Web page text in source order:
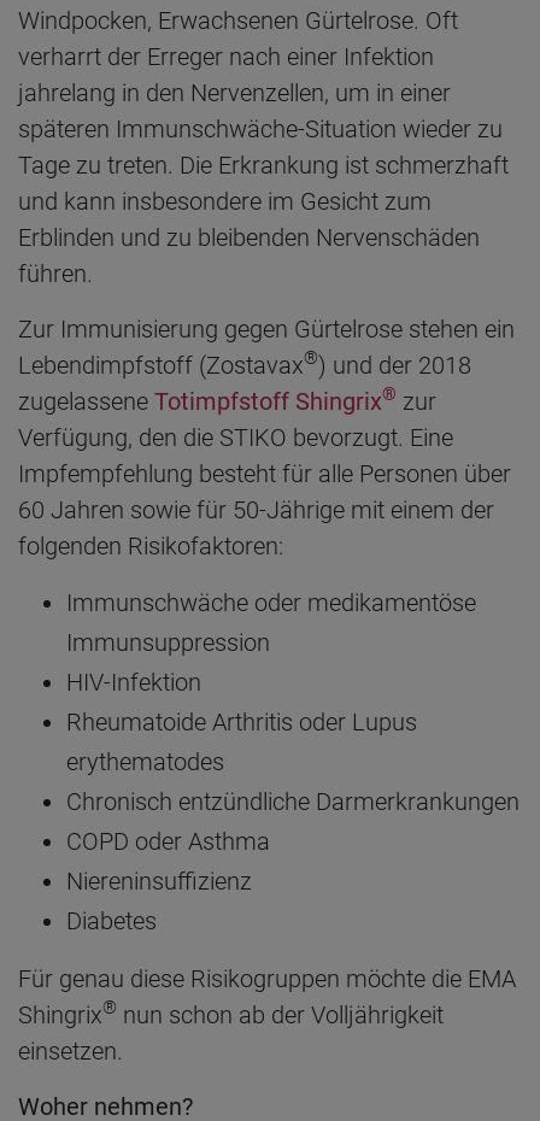
Windpocken, Erwachsenen Gürtelrose. Oft
verharrt der Erreger nach einer Infektion
jahrelang in den Nervenzellen, um in einer
späteren Immunschwäche-Situation wieder zu
Tage zu treten. Die Erkrankung ist schmerzhaft
und kann insbesondere im Gesicht zum
Erblinden und zu bleibenden Nervenschäden
führen.
Zur Immunisierung gegen Gürtelrose stehen ein
Lebendimpfstoff (Zostavax®) und der 2018
zugelassene Totimpfstoff Shingrix® zur
Verfügung, den die STIKO bevorzugt. Eine
Impfempfehlung besteht für alle Personen über
60 Jahren sowie für 50-Jährige mit einem der
folgenden Risikofaktoren:
Immunschwäche oder medikamentöse
Immunsuppression
HIV-Infektion
Rheumatoide Arthritis oder Lupus
erythematodes
Chronisch entzündliche Darmerkrankungen
COPD oder Asthma
Niereninsuffizienz
Diabetes
Für genau diese Risikogruppen möchte die EMA
Shingrix® nun schon ab der Volljährigkeit
einsetzen.
Woher nehmen?